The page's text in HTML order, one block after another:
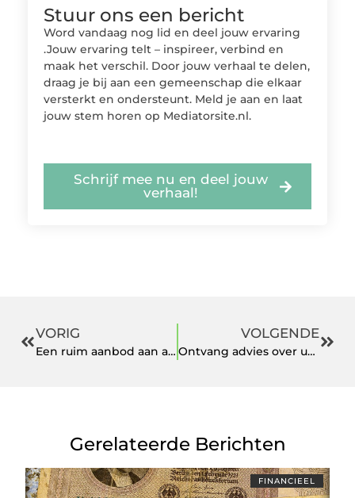
Stuur ons een bericht
Word vandaag nog lid en deel jouw ervaring
.Jouw ervaring telt – inspireer, verbind en
maak het verschil. Door jouw verhaal te delen,
draag je bij aan een gemeenschap die elkaar
versterkt en ondersteunt. Meld je aan en laat
jouw stem horen op Mediatorsite.nl.
Schrijf mee nu en deel jouw
verhaal!
VORIG
Een ruim aanbod aan accu tuingereedschap van STIHL
VOLGENDE
Ontvang advies over uw hypotheek in Arnhem
Gerelateerde Berichten
FINANCIEEL